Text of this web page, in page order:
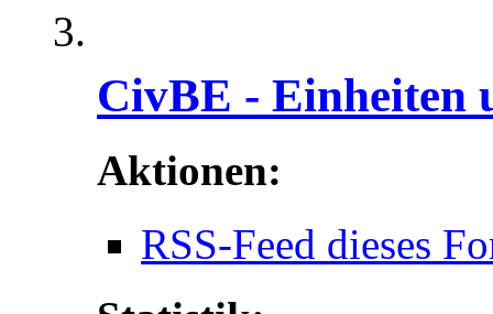
CivBE - Einheiten
Aktionen:
RSS-Feed dieses